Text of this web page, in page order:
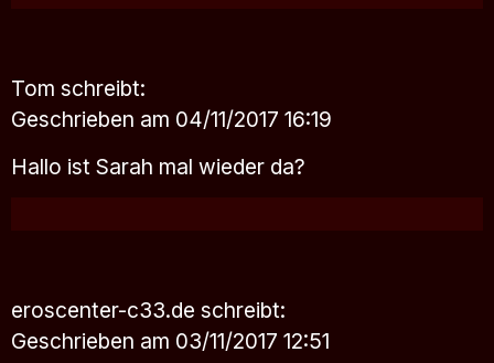
Tom schreibt:
Geschrieben am 04/11/2017 16:19
Hallo ist Sarah mal wieder da?
eroscenter-c33.de schreibt:
Geschrieben am 03/11/2017 12:51